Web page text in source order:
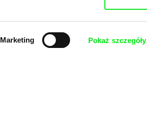
Marketing Pokaż szczegóły